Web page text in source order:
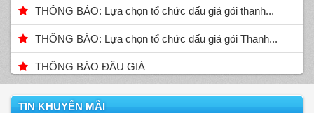
THÔNG BÁO: Lựa chọn tổ chức đấu giá gói thanh...
THÔNG BÁO: Lựa chọn tổ chức đấu giá gói Thanh...
THÔNG BÁO ĐẤU GIÁ
TIN KHUYẾN MÃI